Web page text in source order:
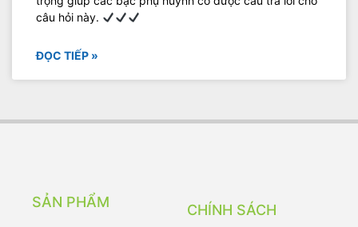
câu hỏi này.
ĐỌC TIẾP »
SẢN PHẨM CHÍNH SÁCH